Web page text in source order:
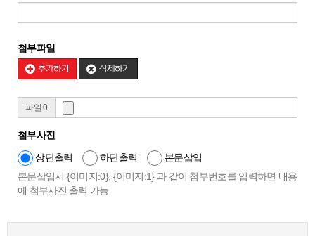
첨부파일
추가하기 삭제하기
파일 0
첨부사진
상단출력
하단출력
본문삽입
본문삽입시 {이미지:0}, {이미지:1} 과 같이 첨부번호를 입력하면 내용
에 첨부사진 출력 가능